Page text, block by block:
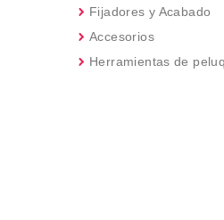
Fijadores y Acabado
Accesorios
Herramientas de